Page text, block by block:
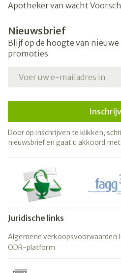
Apotheker van wacht
Nieuwsbrief
Blijf op de hoogte van
promoties
Door op inschrijven te klikken,
nieuwsbrief en gaat u akkoord
Juridische links
Algemene verkoopsvoorwaarden
ODR-platform